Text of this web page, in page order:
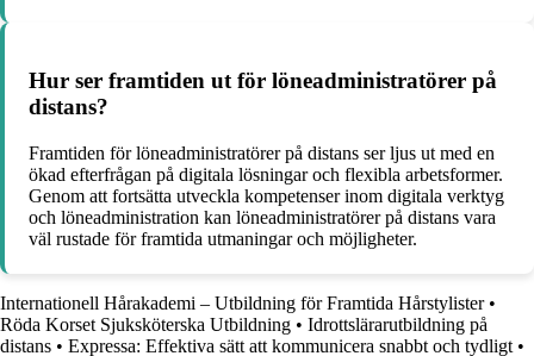
Hur ser framtiden ut för löneadministratörer på
distans?
Framtiden för löneadministratörer på distans ser ljus ut med en
ökad efterfrågan på digitala lösningar och flexibla arbetsformer.
Genom att fortsätta utveckla kompetenser inom digitala verktyg
och löneadministration kan löneadministratörer på distans vara
väl rustade för framtida utmaningar och möjligheter.
Internationell Hårakademi – Utbildning för Framtida Hårstylister•
Röda Korset Sjuksköterska Utbildning • Idrottslärarutbildning på
distans • Expressa: Effektiva sätt att kommunicera snabbt och tydligt •